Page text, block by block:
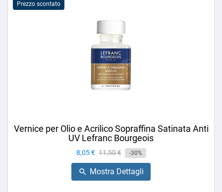
Prezzo scontato
Vernice per Olio e Acrilico Sopraffina Satinata Anti
UV Lefranc Bourgeois
Prezzo
8,05 € Prezzo
base
11,50 € -30%
 Mostra Dettagli